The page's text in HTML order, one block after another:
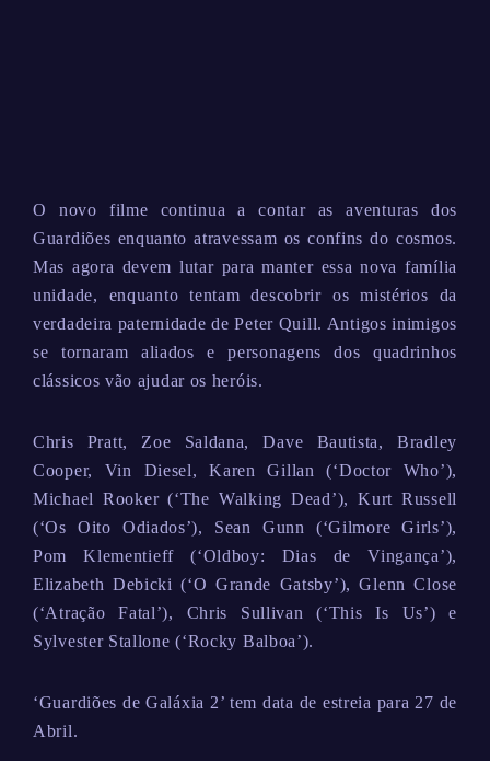
O novo filme continua a contar as aventuras dos
Guardiões enquanto atravessam os confins do cosmos.
Mas agora devem lutar para manter essa nova família
unidade, enquanto tentam descobrir os mistérios da
verdadeira paternidade de Peter Quill. Antigos inimigos
se tornaram aliados e personagens dos quadrinhos
clássicos vão ajudar os heróis.
Chris Pratt, Zoe Saldana, Dave Bautista, Bradley
Cooper, Vin Diesel, Karen Gillan (‘Doctor Who’),
Michael Rooker (‘The Walking Dead’), Kurt Russell
(‘Os Oito Odiados’), Sean Gunn (‘Gilmore Girls’),
Pom Klementieff (‘Oldboy: Dias de Vingança’),
Elizabeth Debicki (‘O Grande Gatsby’), Glenn Close
(‘Atração Fatal’), Chris Sullivan (‘This Is Us’) e
Sylvester Stallone (‘Rocky Balboa’).
‘Guardiões de Galáxia 2’ tem data de estreia para 27 de
Abril.